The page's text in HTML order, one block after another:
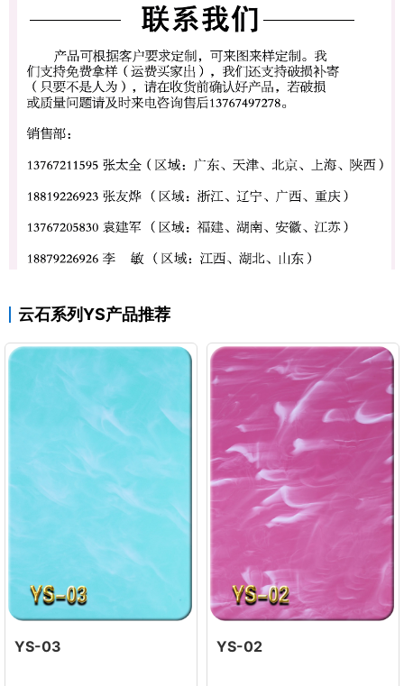
云石系列YS产品推荐
YS-03 YS-02